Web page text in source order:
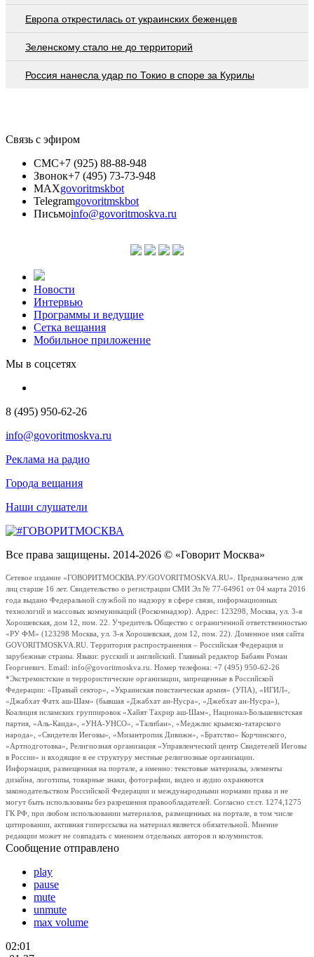
Европа открестилась от украинских беженцев
Зеленскому стало не до территорий
Россия нанесла удар по Токио в споре за Курилы
Связь с эфиром
СМС+7 (925) 88-88-948
Звонок+7 (495) 73-73-948
MAXgovoritmskbot
Telegramgovoritmskbot
Письмоinfo@govoritmoskva.ru
Новости
Интервью
Программы и ведущие
Сетка вещания
Мобильное приложение
Мы в соцсетях
8 (495) 950-62-26
info@govoritmoskva.ru
Реклама на радио
Города вещания
Наши слушатели
Все права защищены. 2014-2026 © «Говорит Москва»
Сетевое издание «ГОВОРИТМОСКВА.РУ/GOVORITMOSKVA.RU». Предназначено для
лиц старше 16 лет. Свидетельство о регистрации СМИ Эл № 77-64961 от 04 марта 2016
года выдано Федеральной службой по надзору в сфере связи, информационных
технологий и массовых коммуникаций (Роскомнадзор). Адрес: 123298, Москва, ул. 3-я
Хорошевская, дом 12, пом. 22. Учредитель Общество с ограниченной ответственностью
«РУ ФМ» (123298 Москва, ул. 3-я Хорошевская, дом 12, пом. 22). Доменное имя сайта
GOVORITMOSKVA.RU. Территория распространения – Российская Федерация и
зарубежные страны. Языки: русский и английский. Главный редактор Бабаян Роман
Георгиевич. Email: info@govoritmoskva.ru. Номер телефона: +7 (495) 950-62-26
*Экстремистские и террористические организации, запрещенные в Российской
Федерации: «Правый сектор», «Украинская повстанческая армия» (УПА), «ИГИЛ»,
«Джабхат Фатх аш-Шам» (бывшая «Джабхат ан-Нусра», «Джебхат ан-Нусра»),
Коалиция исламских группировок «Хайят Тахрир аш-Шам», Национал-Большевистская
партия, «Аль-Каида», «УНА-УНСО», «Талибан», «Меджлис крымско-татарского
народа», «Свидетели Иеговы», «Мизантропик Дивижн», «Братство» Корчинского,
«Артподготовка», Религиозная организация «Управленческий центр Свидетелей Иеговы
в России» и входящие в ее структуру местные религиозные организации.
Информация, размещенная на портале, а именно: текстовые материалы, элементы
дизайна, логотипы, товарные знаки, фотографии, видео и аудио охраняются
законодательством Российской Федерации и международными нормами права и не
могут быть использованы без разрешения правообладателей. Согласно ст.ст. 1274,1275
ГК РФ, при любом использовании материалов, размещенных на портале, в том числе
цитировании, активная гиперссылка на материал является обязательной. Мнение
редакции может не совпадать с мнением отдельных авторов и колумнистов.
Сообщение отправлено
play
pause
mute
unmute
max volume
02:01